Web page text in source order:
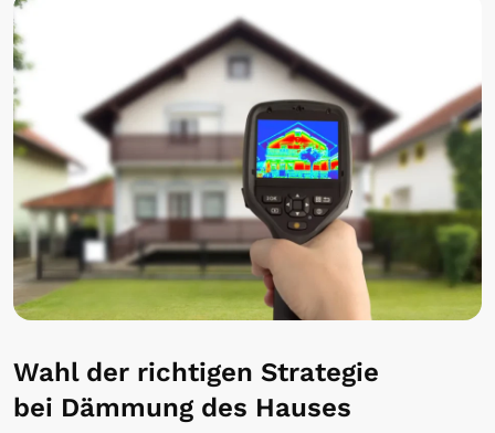
Wahl der richtigen Strategie
bei Dämmung des Hauses